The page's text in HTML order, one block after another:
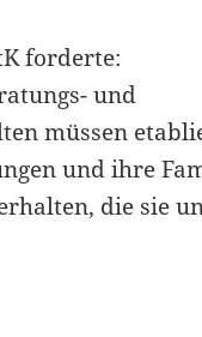
forderte:
und
müssen
und ihre
die sie